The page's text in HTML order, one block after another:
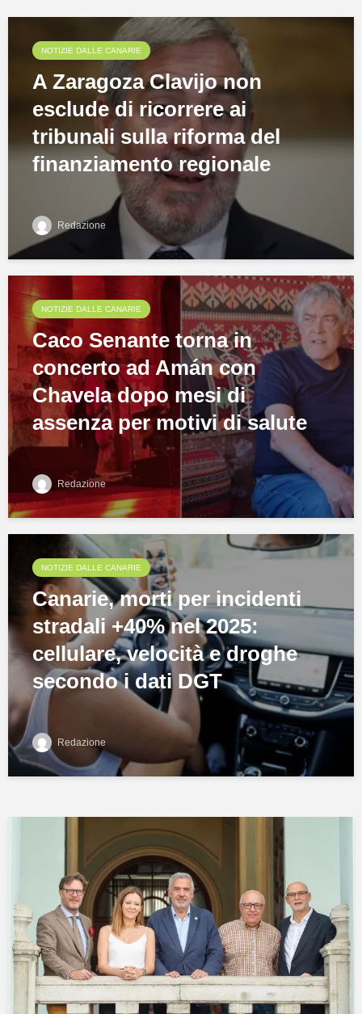
NOTIZIE DALLE CANARIE
A Zaragoza Clavijo non
esclude di ricorrere ai
tribunali sulla riforma del
finanziamento regionale
Redazione
NOTIZIE DALLE CANARIE
Caco Senante torna in
concerto ad Amán con
Chavela dopo mesi di
assenza per motivi di salute
Redazione
NOTIZIE DALLE CANARIE
Canarie, morti per incidenti
stradali +40% nel 2025:
cellulare, velocità e droghe
secondo i dati DGT
Redazione